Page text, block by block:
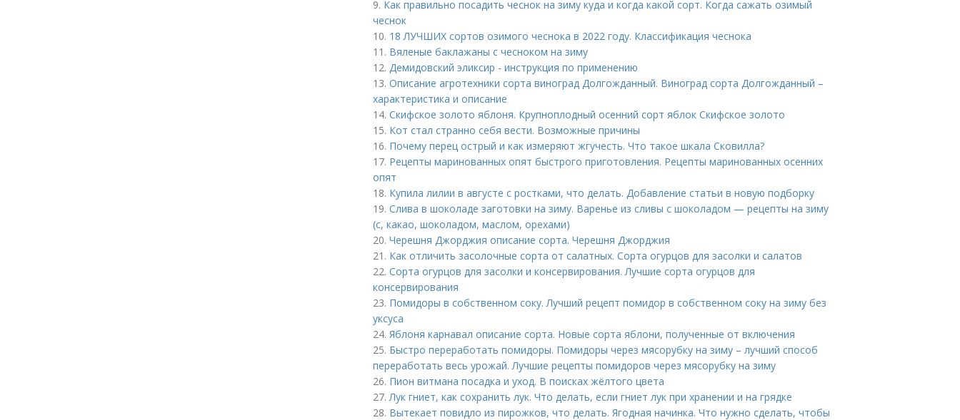
9. Как правильно посадить чеснок на зиму куда и когда какой сорт. Когда сажать озимый
чеснок
10. 18 ЛУЧШИХ сортов озимого чеснока в 2022 году. Классификация чеснока
11. Вяленые баклажаны с чесноком на зиму
12. Демидовский эликсир - инструкция по применению
13. Описание агротехники сорта виноград Долгожданный. Виноград сорта Долгожданный –
характеристика и описание
14. Скифское золото яблоня. Крупноплодный осенний сорт яблок Скифское золото
15. Кот стал странно себя вести. Возможные причины
16. Почему перец острый и как измеряют жгучесть. Что такое шкала Сковилла?
17. Рецепты маринованных опят быстрого приготовления. Рецепты маринованных осенних
опят
18. Купила лилии в августе с ростками, что делать. Добавление статьи в новую подборку
19. Слива в шоколаде заготовки на зиму. Варенье из сливы с шоколадом — рецепты на зиму
(с, какао, шоколадом, маслом, орехами)
20. Черешня Джорджия описание сорта. Черешня Джорджия
21. Как отличить засолочные сорта от салатных. Сорта огурцов для засолки и салатов
22. Сорта огурцов для засолки и консервирования. Лучшие сорта огурцов для
консервирования
23. Помидоры в собственном соку. Лучший рецепт помидор в собственном соку на зиму без
уксуса
24. Яблоня карнавал описание сорта. Новые сорта яблони, полученные от включения
25. Быстро переработать помидоры. Помидоры через мясорубку на зиму – лучший способ
переработать весь урожай. Лучшие рецепты помидоров через мясорубку на зиму
26. Пион витмана посадка и уход. В поисках жёлтого цвета
27.Лук гниет, как сохранить лук. Что делать, если гниет лук при хранении и на грядке
28. Вытекает повидло из пирожков, что делать. Ягодная начинка. Что нужно сделать, чтобы